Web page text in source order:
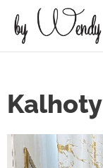
Kalhoty